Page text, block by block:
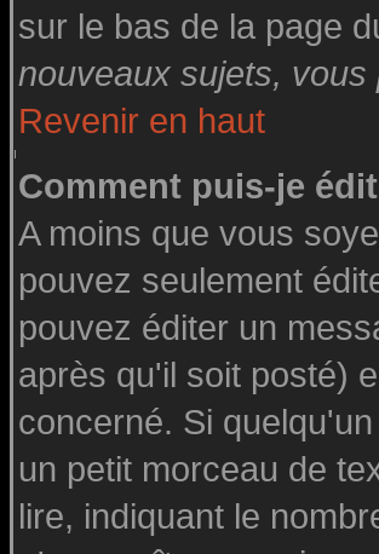
sur le bas de la page
nouveaux sujets,
Revenir en haut
Comment puis-je
A moins que vous
pouvez seulement
pouvez éditer un
après qu'il soit posté)
concerné. Si
un petit morceau de
lire, indiquant le